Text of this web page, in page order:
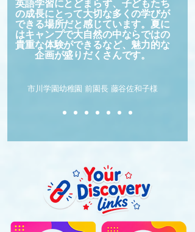
英語学習にとどまらず、子どもたち
の成長にとって大切な多くの学びが
できる場所だと感じています。夏に
はキャンプで大自然の中ならではの
貴重な体験ができるなど、魅力的な
企画が盛りだくさんです。
市川学園幼稚園 前園長 藤谷佐和子様